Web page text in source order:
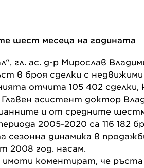
шест месеца на годината
гл. ас. д-р Мирослав
в броя сделки с
отчита 105 402
Главен асистент доктор
и от средните
2005-2020 са 116 182
сезонна динамика в
2008 год. насам.
коментират, че ръста